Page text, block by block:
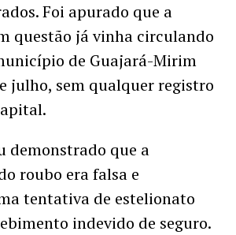
Foi apurado que a
questão já vinha circulando
de Guajará-Mirim
julho, sem qualquer registro
demonstrado que a
roubo era falsa e
tentativa de estelionato
indevido de seguro.